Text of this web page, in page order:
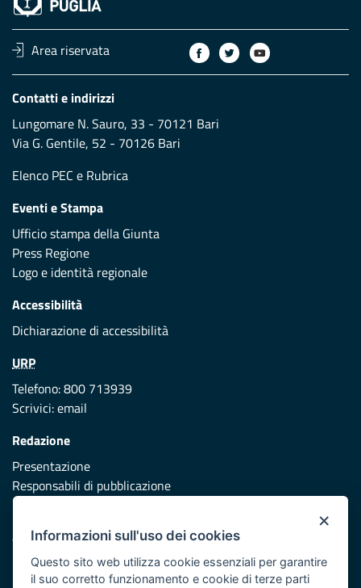
Area riservata
Contatti e indirizzi
Lungomare N. Sauro, 33 - 70121 Bari
Via G. Gentile, 52 - 70126 Bari
Elenco PEC e Rubrica
Eventi e Stampa
Ufficio stampa della Giunta
Press Regione
Logo e identità regionale
Accessibilità
Dichiarazione di accessibilità
URP
Telefono: 800 713939
Scrivici:email
Redazione
Presentazione
Responsabili di pubblicazione
Vai al sito di Protezione Civile Puglia
Iniziativa finanziata con risorse del POR Puglia 2014/2020 -
×
Informazioni sull'uso dei cookies
Questo sito web utilizza cookie essenziali per garantire
il suo corretto funzionamento e cookie di terze parti